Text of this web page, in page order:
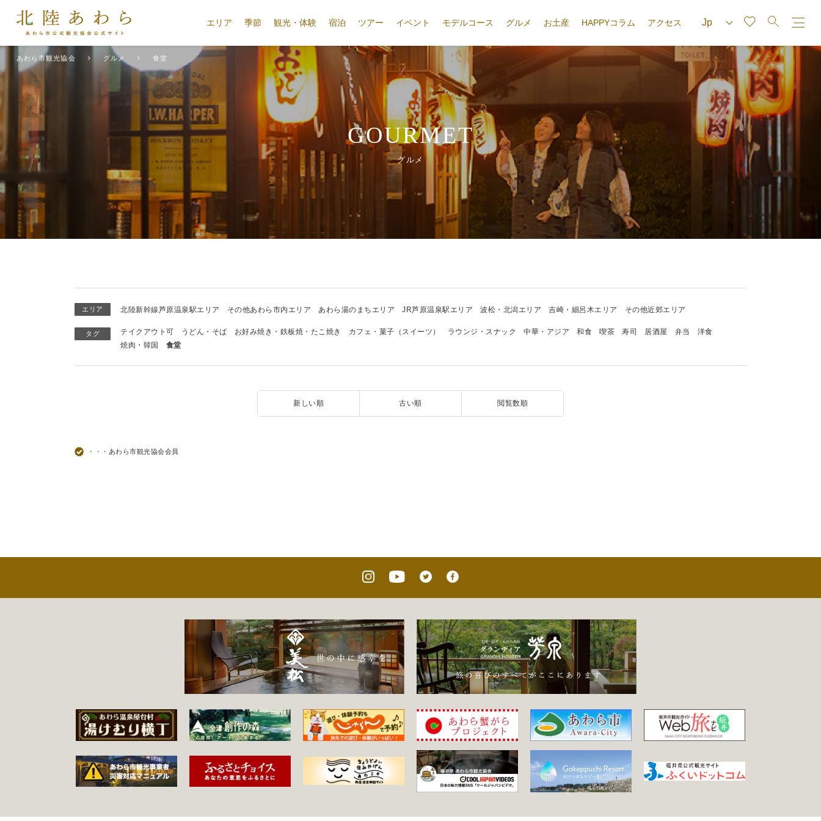
エリア 季節 観光・体験 宿泊 ツアー イベント モデルコース グルメ お土産 HAPPYコラム アクセス
あわら市観光協会 グルメ 食堂
GOURMET
グルメ
エリア 北陸新幹線芦原温泉駅エリア その他あわら市内エリア あわら湯のまちエリア JR芦原温泉駅エリア 波松・北潟エリア 吉崎・細呂木エリア その他近郊エリア
タグ テイクアウト可 うどん・そば お好み焼き・鉄板焼・たこ焼き カフェ・菓子（スイーツ） ラウンジ・スナック 中華・アジア 和食 喫茶 寿司 居酒屋 弁当
洋食
焼肉・韓国
食堂
新しい順 古い順 閲覧数順
・・・あわら市観光協会会員